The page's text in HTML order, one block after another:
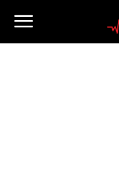
Czasnaterapie.pl